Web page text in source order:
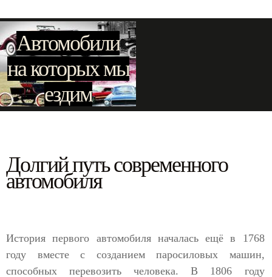
Автомобили
на которых мы
ездим
Долгий путь современного
автомобиля
История первого автомобиля началась ещё в 1768
году вместе с созданием паросиловых машин,
способных перевозить человека. В 1806 году